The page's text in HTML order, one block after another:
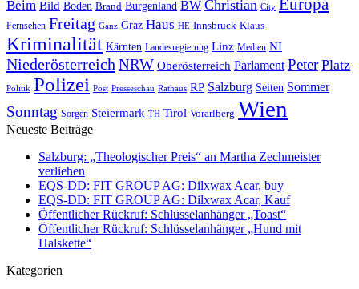
Beim Bild Boden Brand Burgenland BW Christian City Europa
Fernsehen Freitag Ganz Graz Haus HE Innsbruck Klaus
Kriminalität Kärnten Landesregierung Linz Medien NI
Niederösterreich NRW Oberösterreich Parlament Peter Platz
Politik Polizei Post Presseschau Rathaus RP Salzburg Seiten Sommer
Sonntag Sorgen Steiermark TH Tirol Vorarlberg Wien
Neueste Beiträge
Salzburg: „Theologischer Preis“ an Martha Zechmeister
verliehen
EQS-DD: FIT GROUP AG: Dilxwax Acar, buy
EQS-DD: FIT GROUP AG: Dilxwax Acar, Kauf
Öffentlicher Rückruf: Schlüsselanhänger „Toast“
Öffentlicher Rückruf: Schlüsselanhänger „Hund mit
Halskette“
Kategorien